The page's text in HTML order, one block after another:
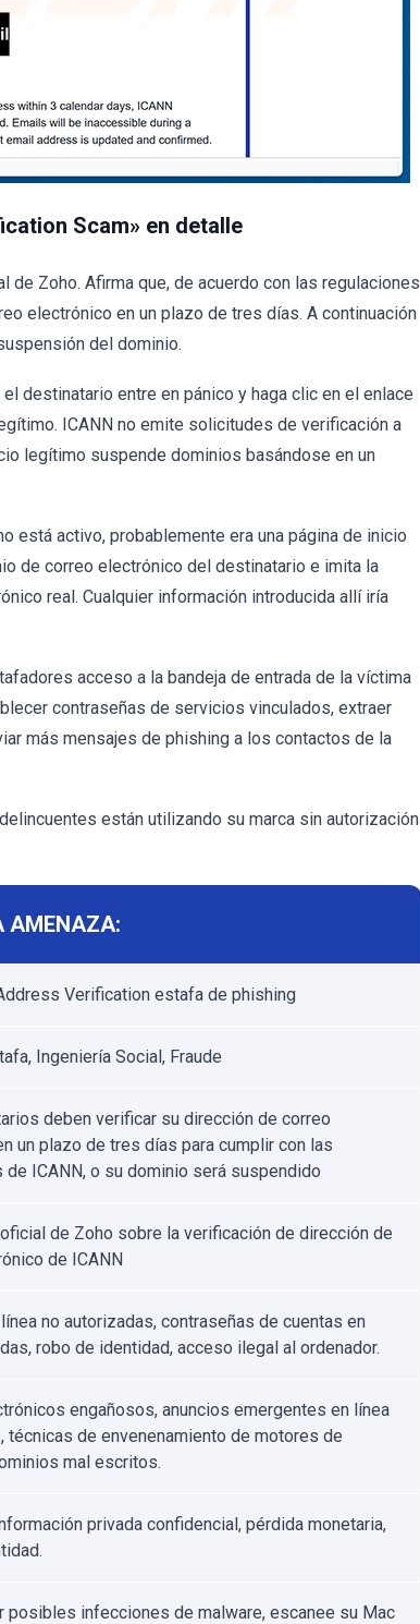
Scam» en detalle
Zoho. Afirma que, de acuerdo con las regulaciones
electrónico en un plazo de tres días. A continuación
del dominio.
destinatario entre en pánico y haga clic en el enlace
ICANN no emite solicitudes de verificación a
legítimo suspende dominios basándose en un
está activo, probablemente era una página de inicio
de correo electrónico del destinatario e imita la
real. Cualquier información introducida allí iría
acceso a la bandeja de entrada de la víctima
contraseñas de servicios vinculados, extraer
más mensajes de phishing a los contactos de la
están utilizando su marca sin autorización
AMENAZA:
Verification estafa de phishing
Ingeniería Social, Fraude
deben verificar su dirección de correo
un plazo de tres días para cumplir con las
de ICANN, o su dominio será suspendido
de Zoho sobre la verificación de dirección de
de ICANN
no autorizadas, contraseñas de cuentas en
robo de identidad, acceso ilegal al ordenador.
engañosos, anuncios emergentes en línea
técnicas de envenenamiento de motores de
mal escritos.
privada confidencial, pérdida monetaria,
posibles infecciones de malware, escanee su Mac